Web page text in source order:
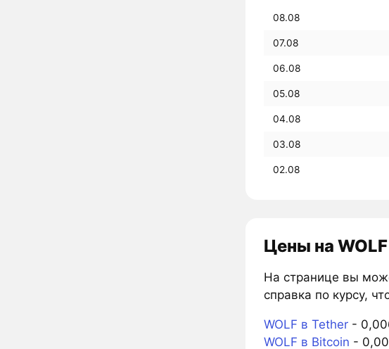
08.08
07.08
06.08
05.08
04.08
03.08
02.08
Цены на
На странице вы
справка по курсу,
WOLF в Tether-
WOLF в Bitcoin -